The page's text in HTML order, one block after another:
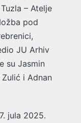
– Atelje
pod
JU Arhiv
su Jasmin
i Adnan
jula 2025.